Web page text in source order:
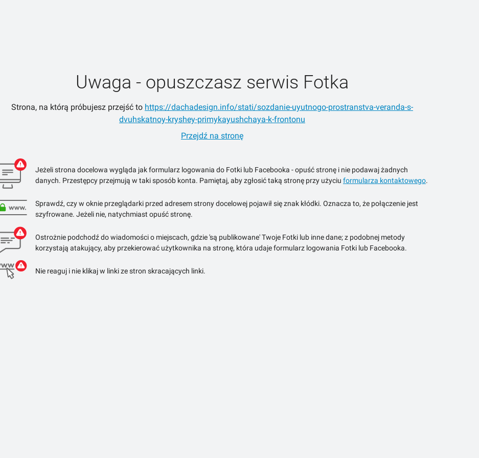
Uwaga - opuszczasz serwis Fotka
Strona, na którą próbujesz przejść to https://dachadesign.info/stati/sozdanie-uyutnogo-prostranstva-veranda-s-
dvuhskatnoy-kryshey-primykayushchaya-k-frontonu
Przejdź na stronę
Jeżeli strona docelowa wygląda jak formularz logowania do Fotki lub Facebooka - opuść stronę i nie podawaj żadnych
danych. Przestępcy przejmują w taki sposób konta. Pamiętaj, aby zgłosić taką stronę przy użyciu formularza kontaktowego.
Sprawdź, czy w oknie przeglądarki przed adresem strony docelowej pojawił się znak kłódki. Oznacza to, że połączenie jest
szyfrowane. Jeżeli nie, natychmiast opuść stronę.
Ostrożnie podchodź do wiadomości o miejscach, gdzie 'są publikowane' Twoje Fotki lub inne dane; z podobnej metody
korzystają atakujący, aby przekierować użytkownika na stronę, która udaje formularz logowania Fotki lub Facebooka.
Nie reaguj i nie klikaj w linki ze stron skracających linki.